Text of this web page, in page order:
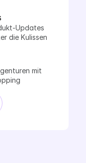
Updates
die Kulissen
mit